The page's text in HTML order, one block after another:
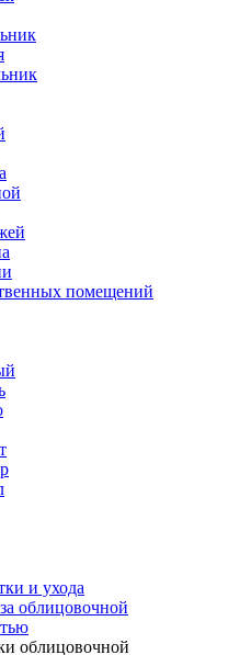
помещений
и ухода
облицовочной
облицовочной